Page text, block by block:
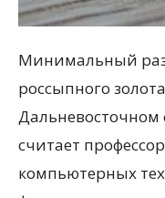
Минимальный
россыпного
считает
компьютерных